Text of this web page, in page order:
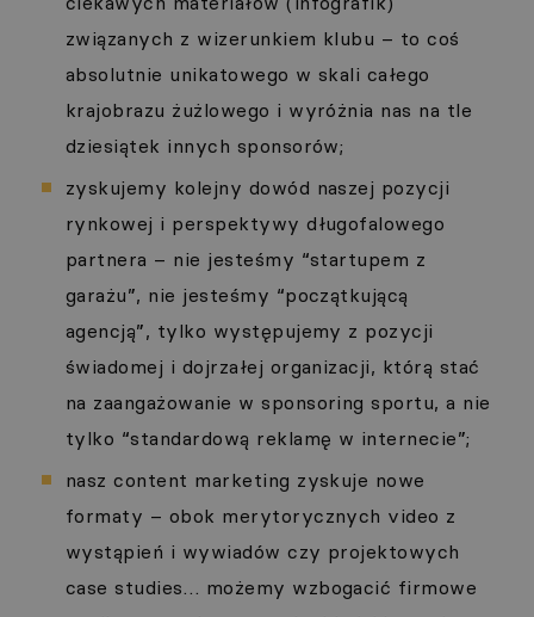
związanych z wizerunkiem klubu – to coś
absolutnie unikatowego w skali całego
krajobrazu żużlowego i wyróżnia nas na tle
dziesiątek innych sponsorów;
zyskujemy kolejny dowód naszej pozycji
rynkowej i perspektywy długofalowego
partnera – nie jesteśmy “startupem z
garażu”, nie jesteśmy “początkującą
agencją”, tylko występujemy z pozycji
świadomej i dojrzałej organizacji, którą stać
na zaangażowanie w sponsoring sportu, a nie
tylko “standardową reklamę w internecie”;
nasz content marketing zyskuje nowe
formaty – obok merytorycznych video z
wystąpień i wywiadów czy projektowych
case studies… możemy wzbogacić firmowe